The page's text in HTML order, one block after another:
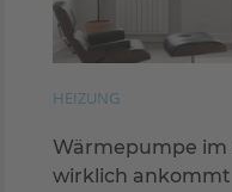
HEIZUNG
Wärmepumpe im
wirklich ankommt